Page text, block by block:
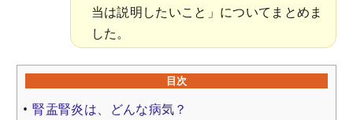
当は説明したいこと」についてまとめま
した。
目次
腎盂腎炎は、どんな病気？